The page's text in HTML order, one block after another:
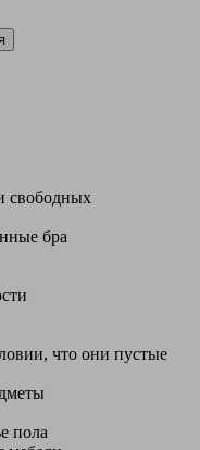
свободных
бра
что они пустые
пола